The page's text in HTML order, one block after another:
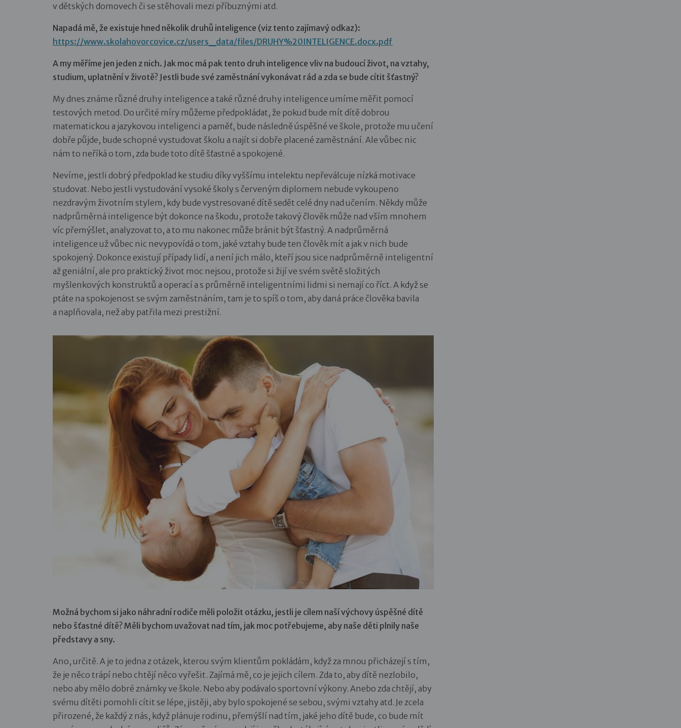
v dětských domovech či se stěhovali mezi příbuznými atd.
Napadá mě, že existuje hned několik druhů inteligence (viz tento zajímavý odkaz):
https://www.skolahovorcovice.cz/users_data/files/DRUHY%20INTELIGENCE.docx.pdf
A my měříme jen jeden z nich. Jak moc má pak tento druh inteligence vliv na budoucí život, na vztahy,
studium, uplatnění v životě? Jestli bude své zaměstnání vykonávat rád a zda se bude cítit šťastný?
My dnes známe různé druhy inteligence a také různé druhy inteligence umíme měřit pomocí
testových metod. Do určité míry můžeme předpokládat, že pokud bude mít dítě dobrou
matematickou a jazykovou inteligenci a paměť, bude následně úspěšné ve škole, protože mu učení
dobře půjde, bude schopné vystudovat školu a najít si dobře placené zaměstnání. Ale vůbec nic
nám to neříká o tom, zda bude toto dítě šťastné a spokojené.
Nevíme, jestli dobrý předpoklad ke studiu díky vyššímu intelektu nepřeválcuje nízká motivace
studovat. Nebo jestli vystudování vysoké školy s červeným diplomem nebude vykoupeno
nezdravým životním stylem, kdy bude vystresované dítě sedět celé dny nad učením. Někdy může
nadprůměrná inteligence být dokonce na škodu, protože takový člověk může nad vším mnohem
víc přemýšlet, analyzovat to, a to mu nakonec může bránit být šťastný. A nadprůměrná
inteligence už vůbec nic nevypovídá o tom, jaké vztahy bude ten člověk mít a jak v nich bude
spokojený. Dokonce existují případy lidí, a není jich málo, kteří jsou sice nadprůměrně inteligentní
až geniální, ale pro praktický život moc nejsou, protože si žijí ve svém světě složitých
myšlenkových konstruktů a operací a s průměrně inteligentními lidmi si nemají co říct. A když se
ptáte na spokojenost se svým zaměstnáním, tam je to spíš o tom, aby daná práce člověka bavila
a naplňovala, než aby patřila mezi prestižní.
Možná bychom si jako náhradní rodiče měli položit otázku, jestli je cílem naší výchovy úspěšné dítě
nebo šťastné dítě? Měli bychom uvažovat nad tím, jak moc potřebujeme, aby naše děti plnily naše
představy a sny.
Ano, určitě. A je to jedna z otázek, kterou svým klientům pokládám, když za mnou přicházejí s tím,
že je něco trápí nebo chtějí něco vyřešit. Zajímá mě, co je jejich cílem. Zda to, aby dítě nezlobilo,
nebo aby mělo dobré známky ve škole. Nebo aby podávalo sportovní výkony. Anebo zda chtějí, aby
svému dítěti pomohli cítit se lépe, jistěji, aby bylo spokojené se sebou, svými vztahy atd. Je zcela
přirozené, že každý z nás, když plánuje rodinu, přemýšlí nad tím, jaké jeho dítě bude, co bude mít